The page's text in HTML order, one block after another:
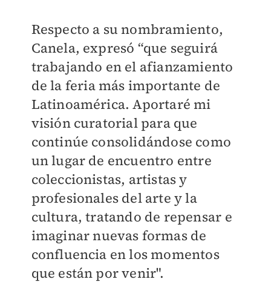
Respecto a su nombramiento,
Canela, expresó “que seguirá
trabajando en el afianzamiento
de la feria más importante de
Latinoamérica. Aportaré mi
visión curatorial para que
continúe consolidándose como
un lugar de encuentro entre
coleccionistas, artistas y
profesionales del arte y la
cultura, tratando de repensar e
imaginar nuevas formas de
confluencia en los momentos
que están por venir".